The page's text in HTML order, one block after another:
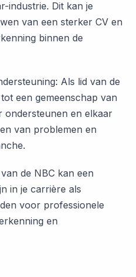
industrie. Dit kan je
van een sterker CV en
binnen de
Als lid van de
een gemeenschap van
ondersteunen en elkaar
van problemen en
de NBC kan een
in je carrière als
voor professionele
en